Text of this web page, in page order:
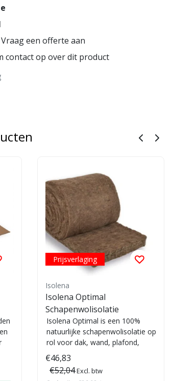
Vraag een offerte aan
contact op over dit product
Prijsverlaging
Isolena
Isolena Optimal
Schapenwolisolatie
Isolena Optimal is een 100%
natuurlijke schapenwolisolatie op
rol voor dak, wand, plafond,
gevel, Houtskeletbouw, CLT, t...
€46,83
€52,04Excl. btw